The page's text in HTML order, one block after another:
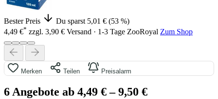
Bester Preis
Du sparst 5,01 € (53 %)
4,49 €* zzgl. 3,90 € Versand · 1-3 Tage ZooRoyal Zum Shop
Merken Teilen Preisalarm
6 Angebote ab 4,49 €– 9,50 €